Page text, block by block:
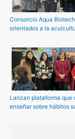
Consorcio Aqua
orientados a la
Lanzan plataforma que
enseñar sobre hábitos